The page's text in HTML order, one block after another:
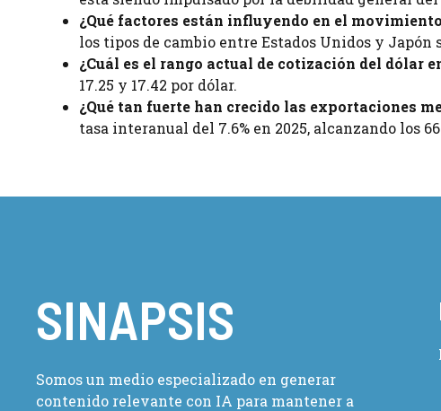
¿Qué factores están influyendo en el
los tipos de cambio entre Estados Unidos y
¿Cuál es el rango actual de cotización del dólar
17.25 y 17.42 por dólar.
¿Qué tan fuerte han crecido las exportaciones
tasa interanual del 7.6% en 2025, alcanzando los
SINAPSIS
Somos un medio especializado en generar
contenido relevante con IA para mantener a